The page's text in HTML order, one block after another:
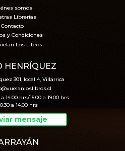
somos
Librerías
Contacto
y Condiciones
Los Libros
HENRÍQUEZ
301, local 4, Villarrica
14.00 hrs/15.00 a 19.00 hrs
a 14.00 hrs
mensaje